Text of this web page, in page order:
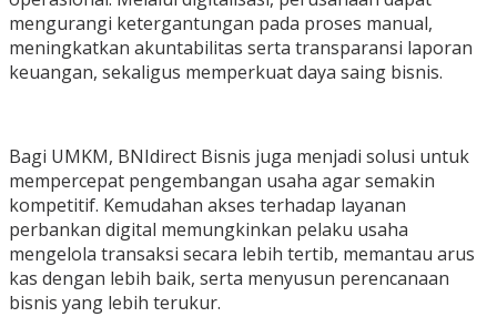
mengurangi ketergantungan pada proses manual,
meningkatkan akuntabilitas serta transparansi laporan
keuangan, sekaligus memperkuat daya saing bisnis.
Bagi UMKM, BNIdirect Bisnis juga menjadi solusi untuk
mempercepat pengembangan usaha agar semakin
kompetitif. Kemudahan akses terhadap layanan
perbankan digital memungkinkan pelaku usaha
mengelola transaksi secara lebih tertib, memantau arus
kas dengan lebih baik, serta menyusun perencanaan
bisnis yang lebih terukur.